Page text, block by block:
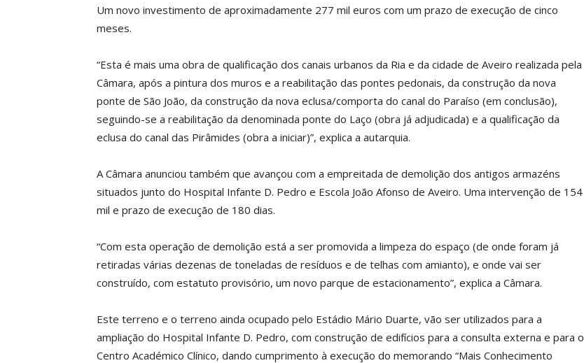
Um novo investimento de aproximadamente 277 mil euros com um prazo de execução de cinco
meses.
“Esta é mais uma obra de qualificação dos canais urbanos da Ria e da cidade de Aveiro realizada pela
Câmara, após a pintura dos muros e a reabilitação das pontes pedonais, da construção da nova
ponte de São João, da construção da nova eclusa/comporta do canal do Paraíso (em conclusão),
seguindo-se a reabilitação da denominada ponte do Laço (obra já adjudicada) e a qualificação da
eclusa do canal das Pirâmides (obra a iniciar)”, explica a autarquia.
A Câmara anunciou também que avançou com a empreitada de demolição dos antigos armazéns
situados junto do Hospital Infante D. Pedro e Escola João Afonso de Aveiro. Uma intervenção de 154
mil e prazo de execução de 180 dias.
“Com esta operação de demolição está a ser promovida a limpeza do espaço (de onde foram já
retiradas várias dezenas de toneladas de resíduos e de telhas com amianto), e onde vai ser
construído, com estatuto provisório, um novo parque de estacionamento”, explica a Câmara.
Este terreno e o terreno ainda ocupado pelo Estádio Mário Duarte, vão ser utilizados para a
ampliação do Hospital Infante D. Pedro, com construção de edifícios para a consulta externa e para o
Centro Académico Clínico, dando cumprimento à execução do memorando “Mais Conhecimento